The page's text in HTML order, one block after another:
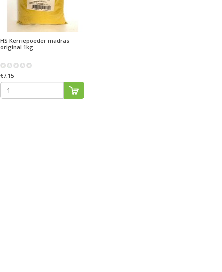
HS Kerriepoeder madras
original 1kg
€7,15